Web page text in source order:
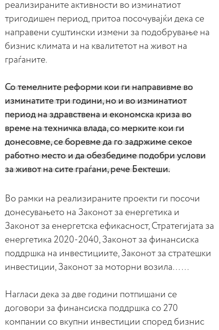
реализираните активности во изминатиот
тригодишен период, притоа посочувајќи дека се
направени суштински измени за подобрување на
бизнис климата и на квалитетот на живот на
граѓаните.
Со темелните реформи кои ги направивме во
изминатите три години, но и во изминатиот
период на здравствена и економска криза во
време на техничка влада, со мерките кои ги
донесовме, се боревме да го задржиме секое
работно место и да обезбедиме подобри услови
за живот на сите граѓани, рече Бектеши.
Во рамки на реализираните проекти ги посочи
донесувањето на Законот за енергетика и
Законот за енергетска ефикасност, Стратегијата за
енергетика 2020-2040, Законот за финансиска
поддршка на инвестициите, Законот за стратешки
инвестиции, Законот за моторни возила……
Нагласи дека за две години потпишани се
договори за финансиска поддршка со 270
компании со вкупни инвестиции според бизнис